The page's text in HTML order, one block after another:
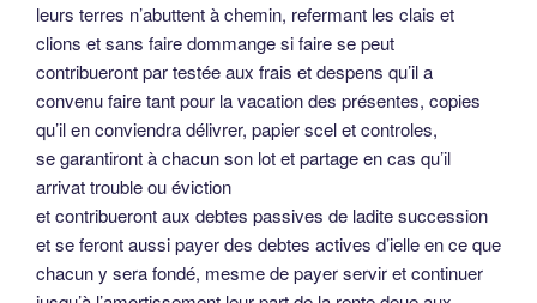
leurs terres n’abuttent à chemin, refermant les clais et
clions et sans faire dommange si faire se peut
contribueront par testée aux frais et despens qu’il a
convenu faire tant pour la vacation des présentes, copies
qu’il en conviendra délivrer, papier scel et controles,
se garantiront à chacun son lot et partage en cas qu’il
arrivat trouble ou éviction
et contribueront aux debtes passives de ladite succession
et se feront aussi payer des debtes actives d’ielle en ce que
chacun y sera fondé, mesme de payer servir et continuer